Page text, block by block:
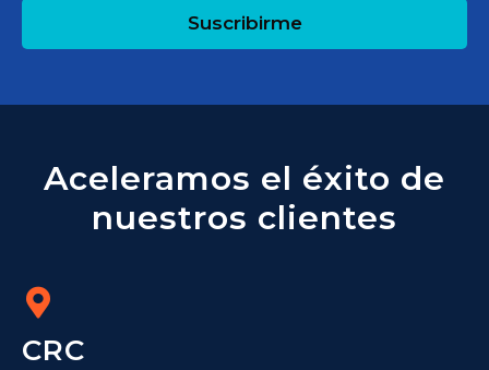
Suscribirme
Aceleramos el éxito de
nuestros clientes
CRC